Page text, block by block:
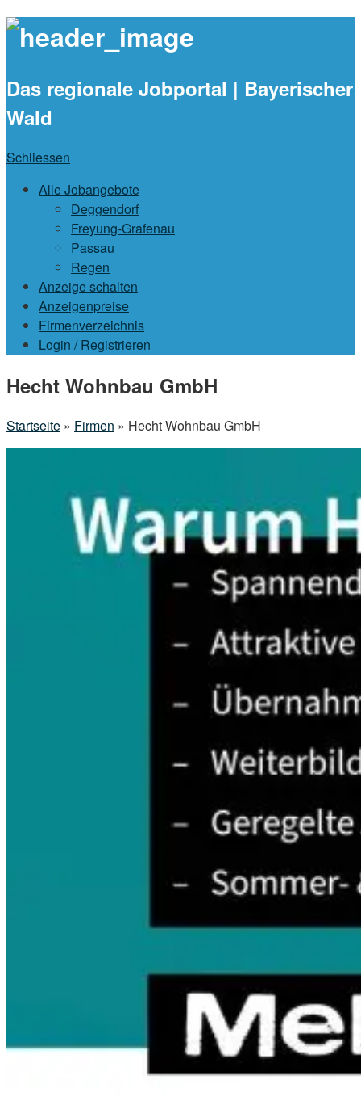
Das regionale Jobportal | Bayerischer
Wald
Schliessen
Alle Jobangebote
Deggendorf
Freyung-Grafenau
Passau
Regen
Anzeige schalten
Anzeigenpreise
Firmenverzeichnis
Login / Registrieren
Menu
Hecht Wohnbau GmbH
Startseite » Firmen » Hecht Wohnbau GmbH